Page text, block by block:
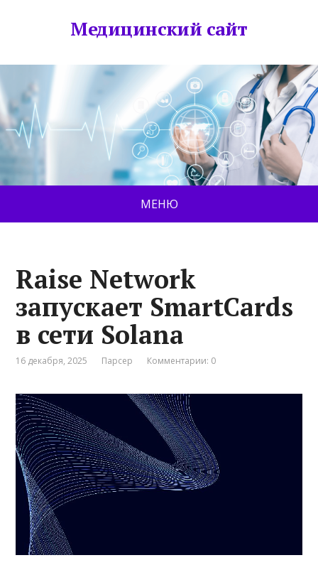
Медицинский сайт
МЕНЮ
Raise Network
запускает SmartCards
в сети Solana
16 декабря, 2025 Парсер Комментарии: 0